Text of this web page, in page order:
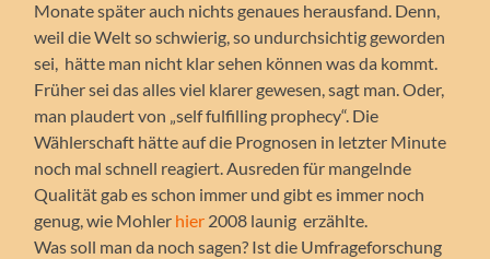
Monate später auch nichts genaues herausfand. Denn,
weil die Welt so schwierig, so undurchsichtig geworden
sei, hätte man nicht klar sehen können was da kommt.
Früher sei das alles viel klarer gewesen, sagt man. Oder,
man plaudert von „self fulfilling prophecy“. Die
Wählerschaft hätte auf die Prognosen in letzter Minute
noch mal schnell reagiert. Ausreden für mangelnde
Qualität gab es schon immer und gibt es immer noch
genug, wie Mohler hier 2008 launig erzählte.
Was soll man da noch sagen? Ist die Umfrageforschung